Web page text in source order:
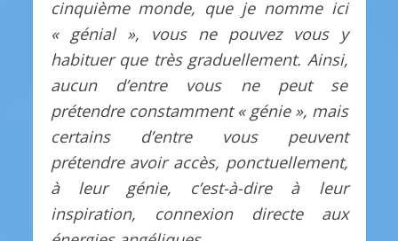
cinquième monde, que je nomme ici
« génial », vous ne pouvez vous y
habituer que très graduellement. Ainsi,
aucun d’entre vous ne peut se
prétendre constamment « génie », mais
certains d’entre vous peuvent
prétendre avoir accès, ponctuellement,
à leur génie, c’est-à-dire à leur
inspiration, connexion directe aux